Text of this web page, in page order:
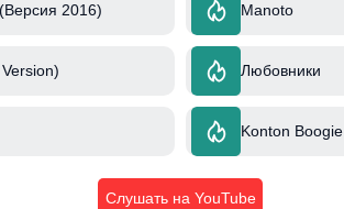
2016) Manoto
Любовники
Konton Boogie
Слушать на YouTube